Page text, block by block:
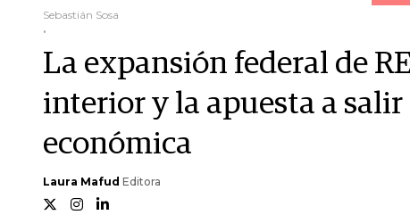
Sebastián Sosa
.
La expansión federal de
interior y la apuesta a
económica
Laura Mafud Editora